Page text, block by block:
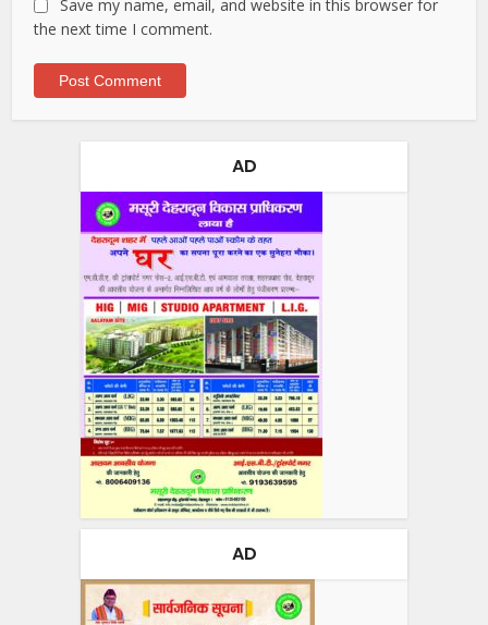
Save my name, email, and website in this browser for
the next time I comment.
AD
AD